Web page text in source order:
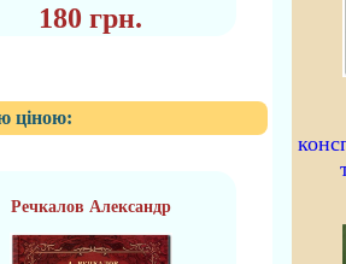
180 грн.
ціною:
Речкалов Александр